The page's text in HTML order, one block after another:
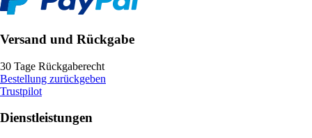
Versand und Rückgabe
30 Tage Rückgaberecht
Bestellung zurückgeben
Trustpilot
Dienstleistungen